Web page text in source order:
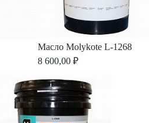
Масло Molykote L-1268
8 600,00 ₽